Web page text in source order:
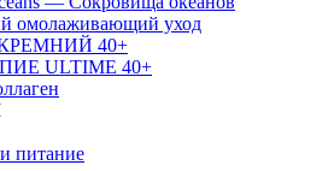
омолаживающий уход
40+
ULTIME 40+
питание